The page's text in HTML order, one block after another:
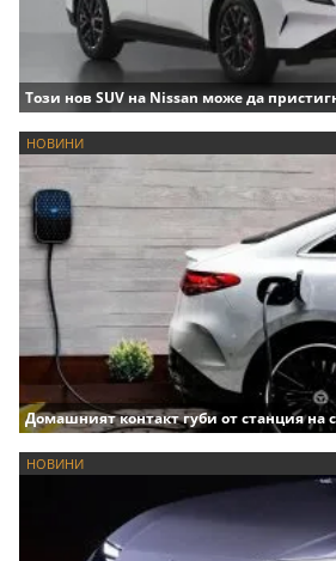
Този нов SUV на Nissan може да
НОВИНИ
Домашният контакт губи от станция на
НОВИНИ